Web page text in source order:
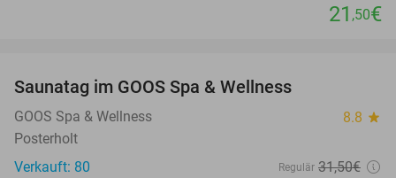
21 ,50€
TODAY
Saunatag im GOOS Spa & Wellness
GOOS Spa & Wellness 8.8 star
Posterholt
Verkauft: 80
Regulär 31,50€